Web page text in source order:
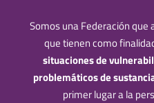
Somos una Federación que
que tienen como
situaciones de
problemáticos de
primer lugar a la